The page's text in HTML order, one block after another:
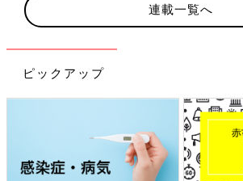
連載一覧へ
ピックアップ